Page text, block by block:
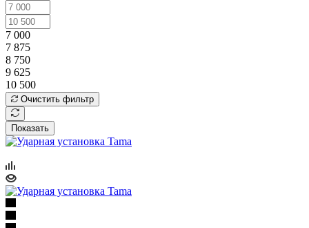
7 000
7 875
8 750
9 625
10 500
Очистить фильтр
Показать